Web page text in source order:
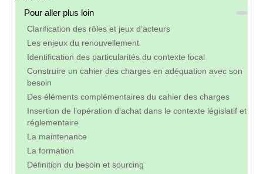
Pour aller plus loin
Clarification des rôles et jeux d’acteurs
Les enjeux du renouvellement
Identification des particularités du contexte local
Construire un cahier des charges en adéquation avec son
besoin
Des éléments complémentaires du cahier des charges
Insertion de l’opération d’achat dans le contexte législatif et
réglementaire
La maintenance
La formation
Définition du besoin et sourcing